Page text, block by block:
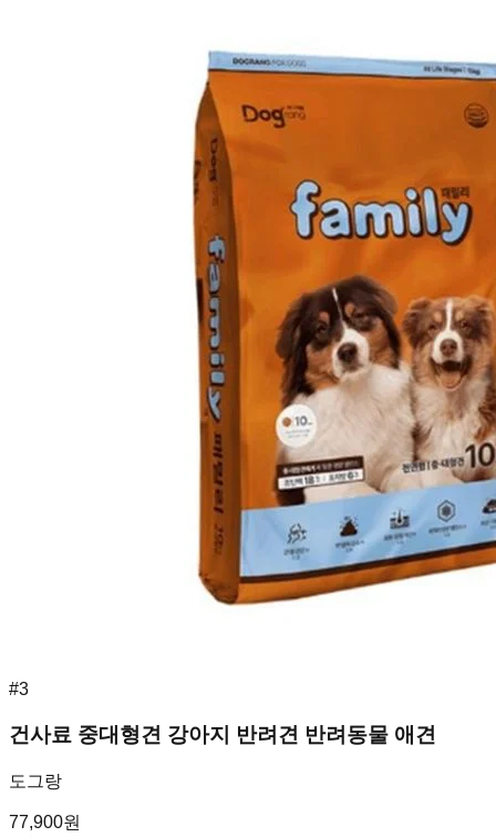
#3
건사료 중대형견 강아지 반려견 반려동물 애견
도그랑
77,900원